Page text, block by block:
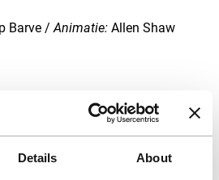
Details About
Barve /Animatie: Allen Shaw
YouTube overslaan
na het accepteren